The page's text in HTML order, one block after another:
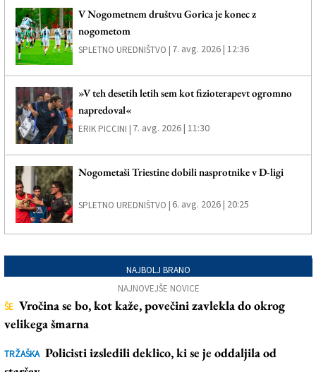
V Nogometnem društvu Gorica je konec z
nogometom
SPLETNO UREDNIŠTVO | 7. avg. 2026 | 12:36
»V teh desetih letih sem kot fizioterapevt ogromno
napredoval«
ERIK PICCINI | 7. avg. 2026 | 11:30
Nogometaši Triestine dobili nasprotnike v D-ligi
SPLETNO UREDNIŠTVO | 6. avg. 2026 | 20:25
NAJBOLJ BRANO
NAJNOVEJŠE NOVICE
ŠE Vročina se bo, kot kaže, povečini zavlekla do okrog
velikega šmarna
TRŽAŠKA Policisti izsledili deklico, ki se je oddaljila od